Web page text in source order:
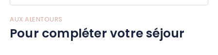
AUX ALENTOURS
Pour compléter votre séjour